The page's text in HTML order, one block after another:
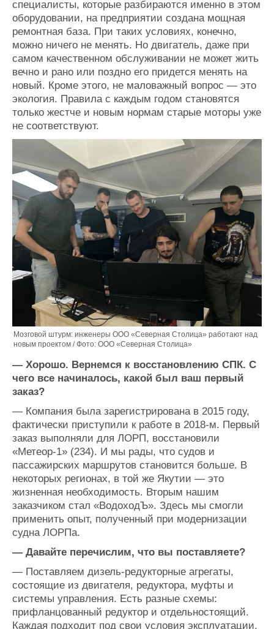
специалисты, которые разбираются именно в этом
оборудовании, на предприятии создана мощная
ремонтная база. При таких условиях, конечно,
можно ничего не менять. Но двигатель, даже при
самом качественном обслуживании не может жить
вечно и рано или поздно его придется менять на
новый. Кроме этого, не маловажный вопрос — это
экология. Правила с каждым годом становятся
только жестче и новым нормам старые моторы уже
не соответствуют.
Мозговой штурм: инженеры ООО «Северная Столица» работают над
новым проектом / Фото: ООО «Северная Столица»
— Хорошо. Вернемся к восстановлению СПК. С
чего все начиналось, какой был ваш первый
заказ?
— Компания была зарегистрирована в 2015 году,
фактически приступили к работе в 2018-м. Первый
заказ выполняли для ЛОРП, восстановили
«Метеор-1» (234). И мы рады, что судов и
пассажирских маршрутов становится больше. В
некоторых регионах, в той же Якутии — это
жизненная необходимость. Вторым нашим
заказчиком стал «ВодоходЪ». Здесь мы смогли
применить опыт, полученный при модернизации
судна ЛОРПа.
— Давайте перечислим, что вы поставляете?
— Поставляем дизель-редукторные агрегаты,
состоящие из двигателя, редуктора, муфты и
системы управления. Есть разные схемы:
прифланцованный редуктор и отдельностоящий.
Каждая подходит под свои условия эксплуатации.